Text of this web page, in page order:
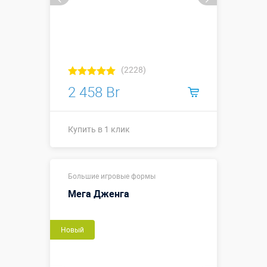
(2228)
2 458 Br
Купить в 1 клик
Большие игровые формы
Мега Дженга
Новый